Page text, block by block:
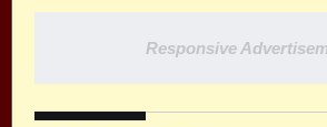
Responsive